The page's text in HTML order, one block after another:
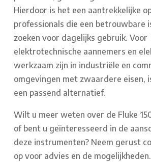
Hierdoor is het een aantrekkelijke
professionals die een betrouwbare
zoeken voor dagelijks gebruik. Voor
elektrotechnische aannemers en
werkzaam zijn in industriële en
omgevingen met zwaardere eisen,
een passend alternatief.
Wilt u meer weten over de Fluke
of bent u geïnteresseerd in de
deze instrumenten? Neem gerust
op voor advies en de mogelijkheden.